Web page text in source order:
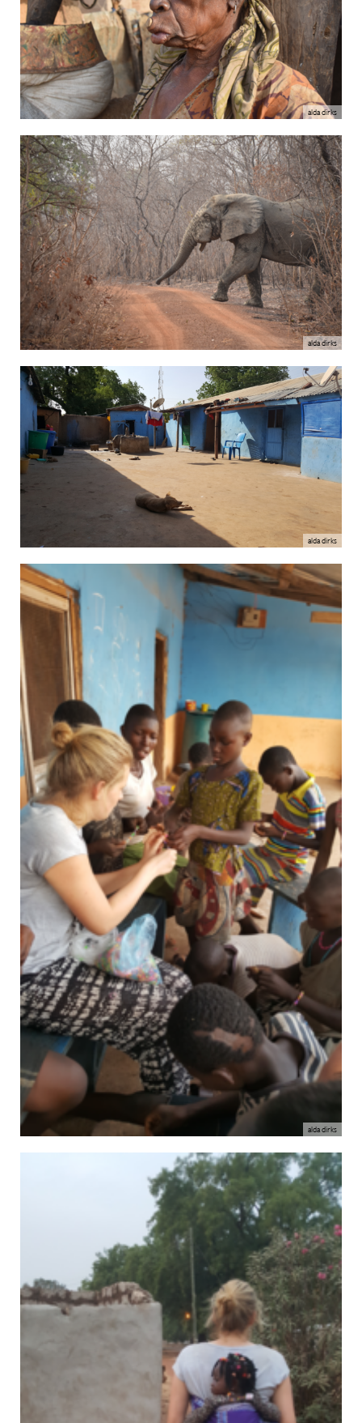
alda dirks
alda dirks
alda dirks
alda dirks